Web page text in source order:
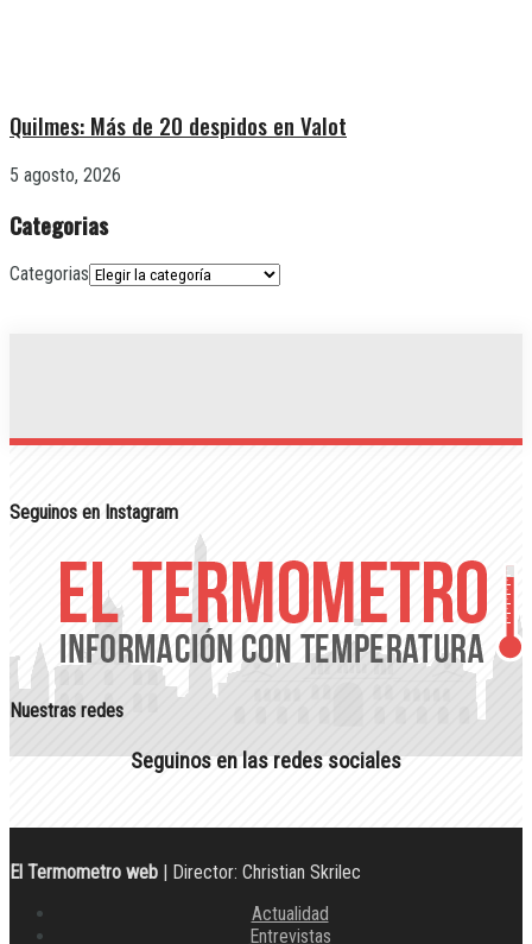
Quilmes: Más de 20 despidos en Valot
5 agosto, 2026
Categorias
Categorias
Seguinos en Instagram
Nuestras redes
Seguinos en las redes sociales
El Termometro web | Director: Christian Skrilec
Actualidad
Entrevistas